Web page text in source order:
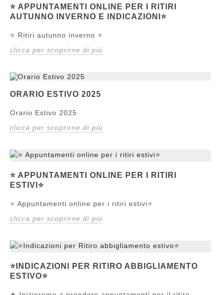
⭐ APPUNTAMENTI ONLINE PER I RITIRI
AUTUNNO INVERNO E INDICAZIONI⭐
⭐ Ritiri autunno inverno ⭐
clicca per scoprirne di più
ORARIO ESTIVO 2025
Orario Estivo 2025
clicca per scoprirne di più
⭐ APPUNTAMENTI ONLINE PER I RITIRI
ESTIVI⭐
⭐ Appuntamenti online per i ritiri estivi⭐
clicca per scoprirne di più
⭐️INDICAZIONI PER RITIRO ABBIGLIAMENTO
ESTIVO⭐️